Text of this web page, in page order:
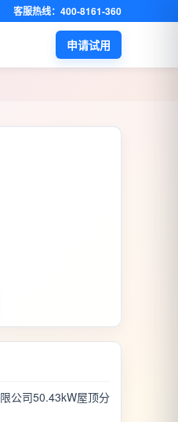
客服热线：400-8161-360
申请试用
公司50.43kW屋顶分